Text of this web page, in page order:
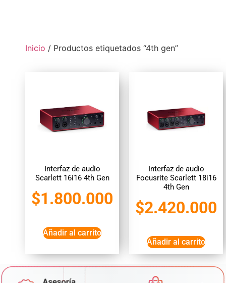
Inicio / Productos etiquetados “4th gen”
Interfaz de audio
Scarlett 16i16 4th Gen
$1.800.000
Añadir al carrito
Interfaz de audio
Focusrite Scarlett 18i16
4th Gen
$2.420.000
Añadir al carrito